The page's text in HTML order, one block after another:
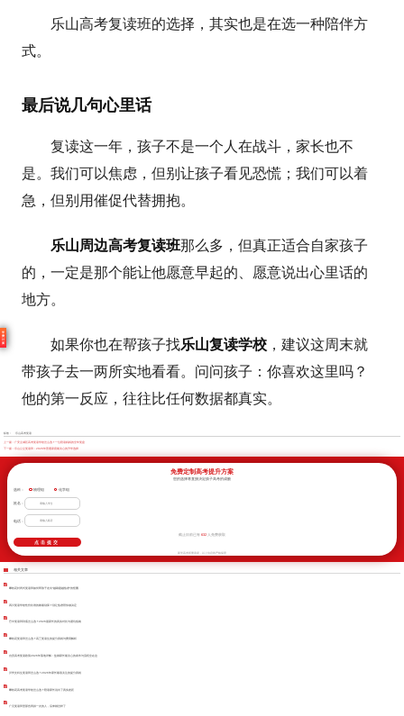
乐山高考复读班的选择，其实也是在选一种陪伴方
式。
最后说几句心里话
复读这一年，孩子不是一个人在战斗，家长也不
是。我们可以焦虑，但别让孩子看见恐慌；我们可以着
急，但别用催促代替拥抱。
乐山周边高考复读班那么多，但真正适合自家孩子
的，一定是那个能让他愿意早起的、愿意说出心里话的
地方。
如果你也在帮孩子找乐山复读学校 ，建议这周末就
带孩子去一两所实地看看。问问孩子：你喜欢这里吗？
他的第一反应，往往比任何数据都真实。
标签： 乐山高考复读
上一篇：广安主城区高考复读学校怎么选？一位陪读妈妈的全年复盘
下一篇：乐山公立复读班：2026年普通家庭最关心的升学选择
免费定制高考提升方案
您的选择将直接决定孩子高考的成败
选科： 物理组 化学组
姓名：
电话：
截止目前已有 632 人免费获取
新学高考郑重承诺，以上信息将严格保密
相关文章
攀枝花封闭式复读班如何帮孩子走出“越刷题越焦虑”的怪圈
四川复读学校性价比谁的账最划算？别让焦虑替你做决定
巴中复读班到底怎么选？2026届家长的真实对比与避坑指南
攀枝花复读班怎么选？高三复读生的提分真相与费用解析
自贡高考复读政策2026年落地详解：盐都家长最关心的条件与流程全在这
泸州文科生复读班怎么选？2026年家长最该关注的提分真相
攀枝花高考复读学校怎么选？陪读家长说出了真实差距
广元复读班里那些再拼一次的人，后来都怎样了
学
费
计
算